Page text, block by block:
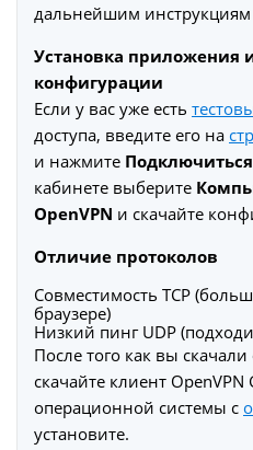
дальнейшим
Установка приложения
конфигурации
Если у вас уже есть
доступа, введите его на
и нажмите Подключиться
кабинете выберите
OpenVPN и скачайте
Отличие протоколов
Совместимость TCP
браузере)
Низкий пинг UDP
После того как вы
скачайте клиент
операционной системы с
установите.